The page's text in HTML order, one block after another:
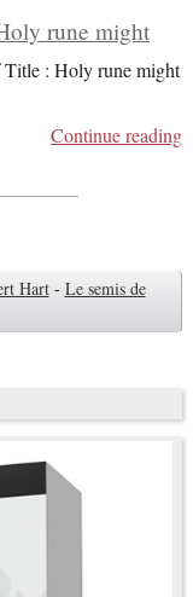
rune might
: Holy rune might
Continue reading
Hart - Le semis de